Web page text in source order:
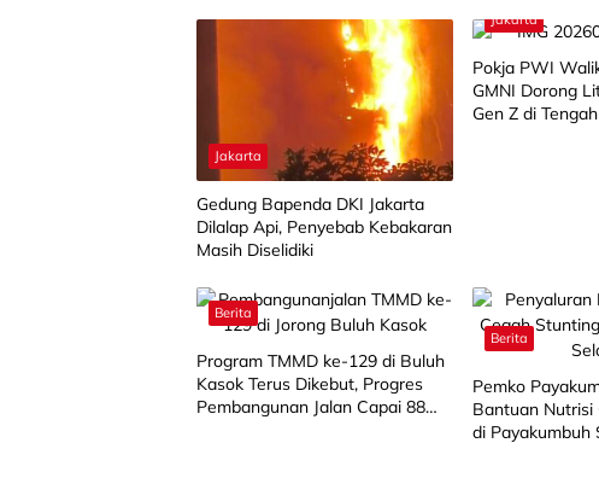
Jakarta
Gedung Bapenda DKI Jakarta
Dilalap Api, Penyebab Kebakaran
Masih Diselidiki
Jakarta
Pokja PWI
GMNI Dorong
Gen Z di
Berita
Program TMMD ke-129 di Buluh
Kasok Terus Dikebut, Progres
Pembangunan Jalan Capai 88
Berita
Pemko
Bantuan
di Payakumbuh